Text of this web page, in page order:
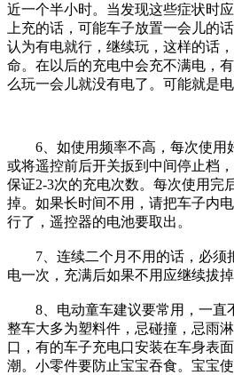
近一个半小时。当发现这些症状时
上充的话，可能车子放置一会儿的
认为有电就行，继续玩，这样的话
命。在以后的充电中会充不满电，
么玩一会儿就没有电了。可能就是
6、如使用频率不高，每次使用
或将遥控前后开关扳到中间停止档
保证2-3次的充电次数。每次使用完
掉。如果长时间不用，请把车子内
行了，遥控器的电池要取出。
7、连续二个月不用的话，必须
电一次，充满后如果不用应继续拔掉
8、电动童车建议要常用，一直
整车大多为塑料件，忌碰撞，忌雨
口，有的车子充电口安装在车身表
潮。小零件要防止宝宝吞食。宝宝